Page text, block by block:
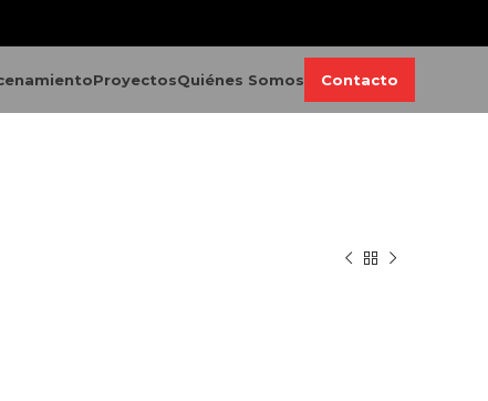
ProyectosQuiénes Somos Contacto